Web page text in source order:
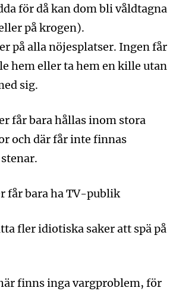
för då kan dom bli våldtagna
på krogen).
på alla nöjesplatser. Ingen får
hem eller ta hem en kille utan
sig.
får bara hållas inom stora
och där får inte finnas
får bara ha TV-publik
fler idiotiska saker att spä på
finns inga vargproblem, för